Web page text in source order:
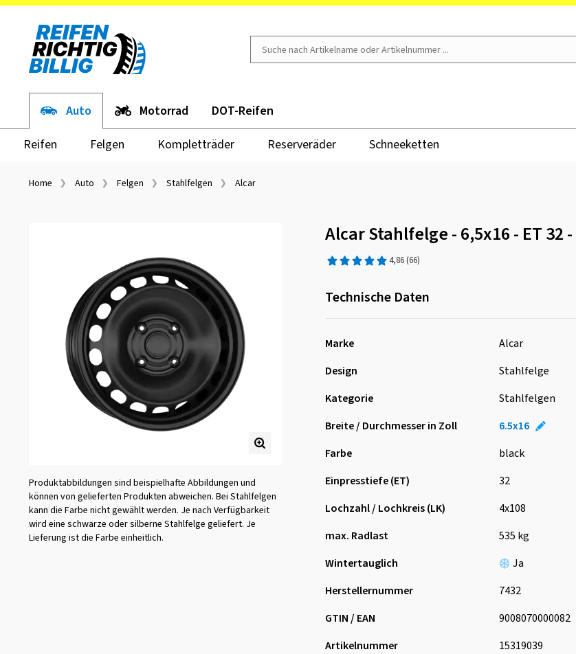
Auto
Reifen
Felgen Kompletträder Reserveräder Schneeketten
Motorrad DOT-Reifen
Home Auto Felgen Stahlfelgen Alcar
Produktabbildungen sind beispielhafte Abbildungen und
können von gelieferten Produkten abweichen. Bei Stahlfelgen
kann die Farbe nicht gewählt werden. Je nach Verfügbarkeit
wird eine schwarze oder silberne Stahlfelge geliefert. Je
Lieferung ist die Farbe einheitlich.
Alcar Stahlfelge - 6,5x16 - ET 32 -
4,86 (66)
Technische Daten
Marke
Alcar
Design
Stahlfelge
Kategorie
Stahlfelgen
Breite / Durchmesser in Zoll
6.5x16
Farbe
black
Einpresstiefe (ET)
32
Lochzahl / Lochkreis (LK)
4x108
max. Radlast
535 kg
Wintertauglich
Ja
Herstellernummer
7432
GTIN / EAN
9008070000082
Artikelnummer
15319039